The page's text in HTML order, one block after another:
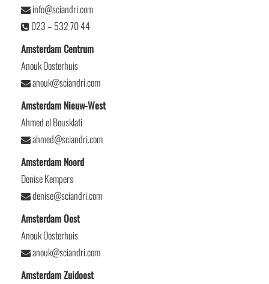
info@sciandri.com
023 – 532 70 44
Amsterdam Centrum
Anouk Oosterhuis
anouk@sciandri.com
Amsterdam Nieuw-West
Ahmed el Bousklati
ahmed@sciandri.com
Amsterdam Noord
Denise Kempers
denise@sciandri.com
Amsterdam Oost
Anouk Oosterhuis
anouk@sciandri.com
Amsterdam Zuidoost